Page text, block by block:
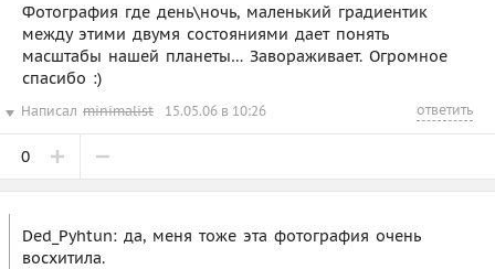
Фотография где день\ночь, маленький градиентик
между этими двумя состояниями дает понять
масштабы нашей планеты… Завораживает. Огромное
спасибо :)
Написал minimalist 15.05.06 в 10:26 ответить
0
Ded_Pyhtun: да, меня тоже эта фотография очень
восхитила.